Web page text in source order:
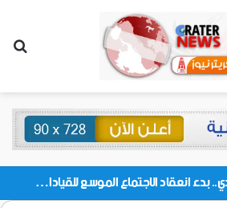
برعاية الرئيس الزُبيدي.. بدء انعقاد الاجتماع الموسع للقيادات المحلية بالعاصمة ولمديريات وكتل مجلس العموم ومنسقيات الجامعة بالعاصمة عدن